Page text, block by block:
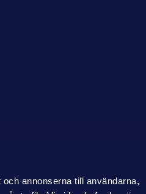
annonserna till användarna,